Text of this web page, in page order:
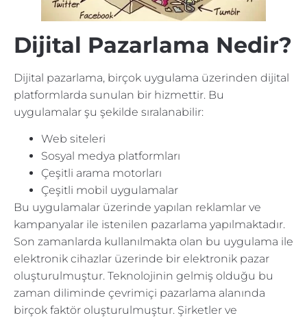
Dijital Pazarlama Nedir?
Dijital pazarlama, birçok uygulama üzerinden dijital
platformlarda sunulan bir hizmettir. Bu
uygulamalar şu şekilde sıralanabilir:
Web siteleri
Sosyal medya platformları
Çeşitli arama motorları
Çeşitli mobil uygulamalar
Bu uygulamalar üzerinde yapılan reklamlar ve
kampanyalar ile istenilen pazarlama yapılmaktadır.
Son zamanlarda kullanılmakta olan bu uygulama ile
elektronik cihazlar üzerinde bir elektronik pazar
oluşturulmuştur. Teknolojinin gelmiş olduğu bu
zaman diliminde çevrimiçi pazarlama alanında
birçok faktör oluşturulmuştur. Şirketler ve